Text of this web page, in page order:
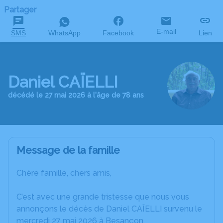
Partager
SMS WhatsApp Facebook E-mail Lien
Daniel CAÏELLI
décédé le 27 mai 2026 à l'âge de 78 ans
Message de la famille
Chère famille, chers amis,
C’est avec une grande tristesse que nous vous
annonçons le décès de Daniel CAÏELLI survenu le
mercredi 27 mai 2026 à Besançon.